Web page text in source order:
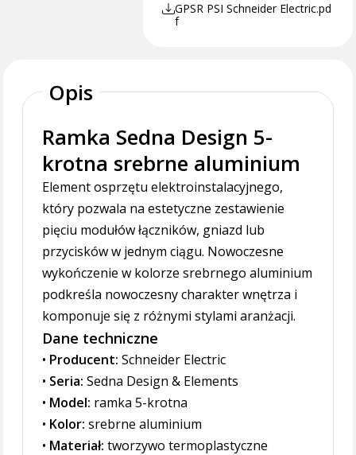
GPSR PSI Schneider Electric.pd
f
Opis
Ramka Sedna Design 5-
krotna srebrne aluminium
Element osprzętu elektroinstalacyjnego,
który pozwala na estetyczne zestawienie
pięciu modułów łączników, gniazd lub
przycisków w jednym ciągu. Nowoczesne
wykończenie w kolorze srebrnego aluminium
podkreśla nowoczesny charakter wnętrza i
komponuje się z różnymi stylami aranżacji.
Dane techniczne
• Producent: Schneider Electric
• Seria: Sedna Design & Elements
• Model: ramka 5-krotna
• Kolor: srebrne aluminium
• Materiał: tworzywo termoplastyczne